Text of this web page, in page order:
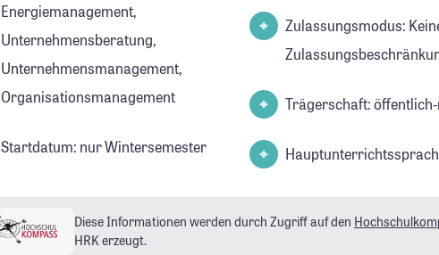
Energiemanagement,
Unternehmensberatung,
Unternehmensmanagement,
Organisationsmanagement
Startdatum: nur Wintersemester
Zulassungsmodus:
Trägerschaft:
Diese Informationen werden durch Zugriff auf den
HRK erzeugt.